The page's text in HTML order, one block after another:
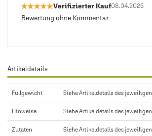
★★★★★
★★★★★Verifizierter Kauf08.04.2025
Bewertung ohne Kommentar
Artikeldetails
Füllgewicht Siehe Artikeldetails des
Hinweise Siehe Artikeldetails des
Zutaten Siehe Artikeldetails des